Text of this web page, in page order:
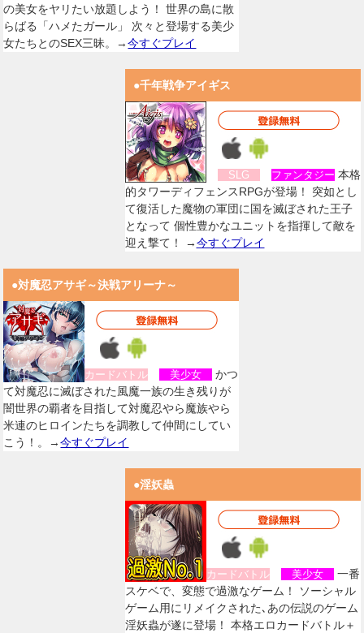
の美女をヤリたい放題しよう！ 世界の島に散
らばる「ハメたガール」 次々と登場する美少
女たちとのSEX三昧。→今すぐプレイ
●千年戦争アイギス
SLG ファンタジー 本格
的タワーディフェンスRPGが登場！ 突如とし
て復活した魔物の軍団に国を滅ぼされた王子
となって 個性豊かなユニットを指揮して敵を
迎え撃て！ →今すぐプレイ
●対魔忍アサギ～決戦アリーナ～
カードバトル 美少女
かつ
て対魔忍に滅ぼされた風魔一族の生き残りが
闇世界の覇者を目指して対魔忍やら魔族やら
米連のヒロインたちを調教して仲間にしてい
こう！。→今すぐプレイ
●淫妖蟲
カードバトル 美少女
一番
スケベで、変態で過激なゲーム！ ソーシャル
ゲーム用にリメイクされた､あの伝説のゲーム
淫妖蟲が遂に登場！ 本格エロカードバトル＋